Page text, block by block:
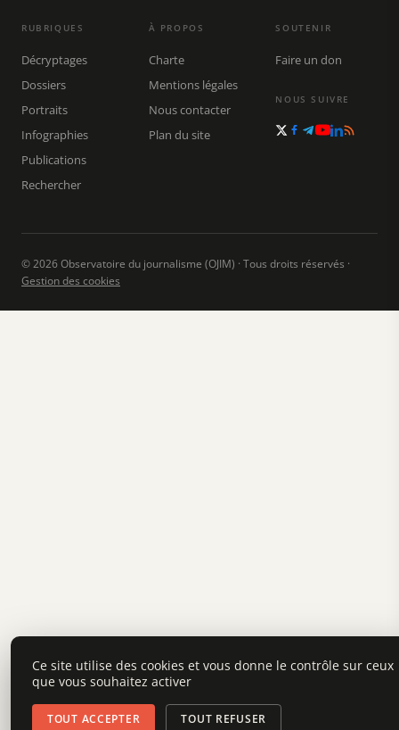
RUBRIQUES
Décryptages
Dossiers
Portraits
Infographies
Publications
Rechercher
À PROPOS
Charte
Mentions légales
Nous contacter
Plan du site
SOUTENIR
Faire un don
NOUS SUIVRE
© 2026 Observatoire du journalisme (OJIM) · Tous droits réservés ·
Gestion des cookies
Ce site utilise des cookies et vous donne le contrôle sur ceux
que vous souhaitez activer
TOUT ACCEPTER TOUT REFUSER